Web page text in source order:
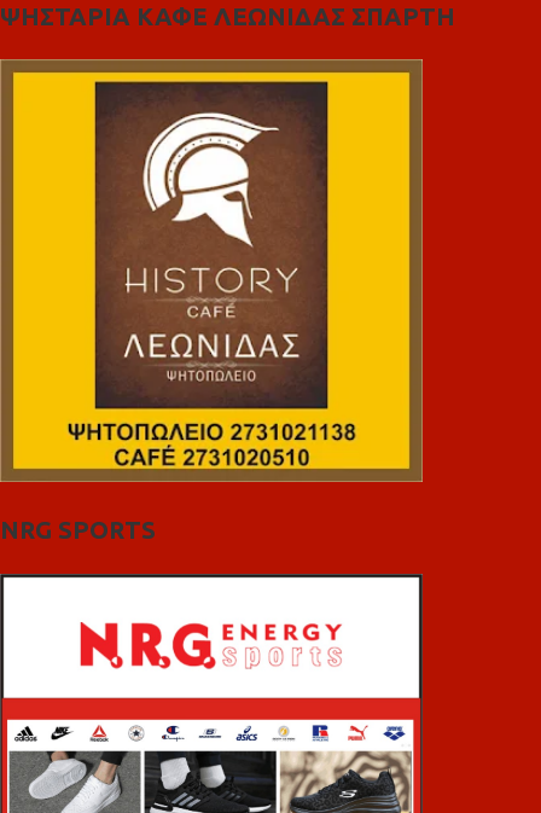
ΨΗΣΤΑΡΙΑ ΚΑΦΕ ΛΕΩΝΙΔΑΣ ΣΠΑΡΤΗ
NRG SPORTS